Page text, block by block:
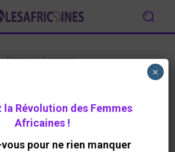
Banques / Assurance
Entrepreneuriat FinTech
la Révolution des Femmes
Africaines !
pour ne rien manquer
×